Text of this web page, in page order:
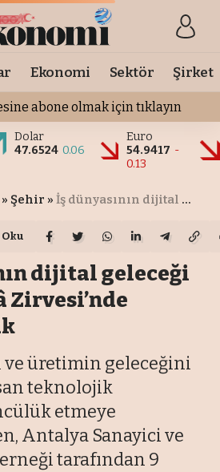
Ekonomi Sektör Şirket
abone olmak için tıklayın
Dolar
47.6524 0.06
Euro
54.9417 -
0.13
» Şehir »İş dünyasının dijital geleceği Yapay Zekâ Zirvesi’nde tartışılacak
dijital geleceği
Zirvesi’nde
ve üretimin geleceğini
teknolojik
etmeye
Antalya Sanayici ve
tarafından 9